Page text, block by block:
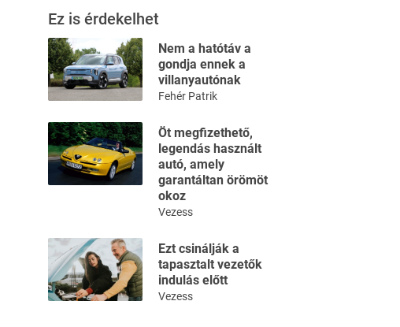
Ez is érdekelhet
Nem a hatótáv a
gondja ennek a
villanyautónak
Fehér Patrik
Öt megfizethető,
legendás használt
autó, amely
garantáltan örömöt
okoz
Vezess
Ezt csinálják a
tapasztalt vezetők
indulás előtt
Vezess